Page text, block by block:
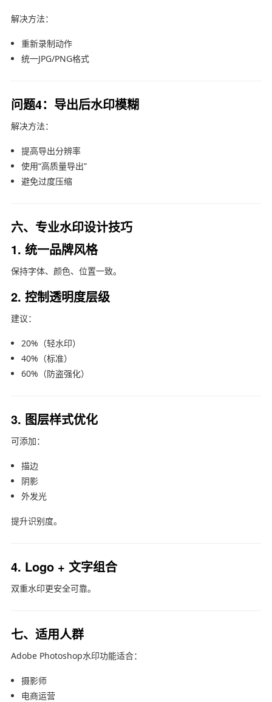
解决方法：
重新录制动作
统一JPG/PNG格式
问题4：导出后水印模糊
解决方法：
提高导出分辨率
使用“高质量导出”
避免过度压缩
六、专业水印设计技巧
1. 统一品牌风格
保持字体、颜色、位置一致。
2. 控制透明度层级
建议：
20%（轻水印）
40%（标准）
60%（防盗强化）
3. 图层样式优化
可添加：
描边
阴影
外发光
提升识别度。
4. Logo + 文字组合
双重水印更安全可靠。
七、适用人群
Adobe Photoshop水印功能适合：
摄影师
电商运营